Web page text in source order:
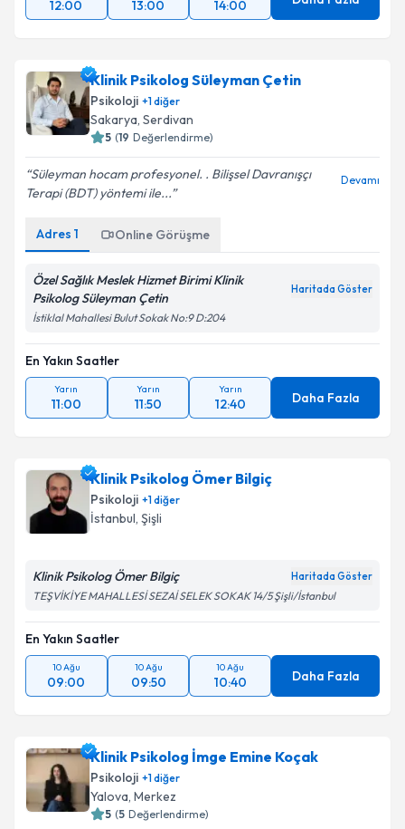
12:00 13:00 14:00
Klinik Psikolog Süleyman Çetin
Psikoloji +1diğer
Sakarya, Serdivan
5 (19 Değerlendirme)
Süleyman hocam profesyonel. . Bilişsel Davranışçı
Terapi (BDT) yöntemi ile...
Devamı
Adres 1 Online Görüşme
Özel Sağlık Meslek Hizmet Birimi Klinik
Psikolog Süleyman Çetin
Haritada Göster
İstiklal Mahallesi Bulut Sokak No:9 D:204
En Yakın Saatler
Yarın
11:00
Yarın
11:50
Yarın
12:40 Daha Fazla
Klinik Psikolog Ömer Bilgiç
Psikoloji +1diğer
İstanbul, Şişli
Klinik Psikolog Ömer Bilgiç Haritada Göster
TEŞVİKİYE MAHALLESİ SEZAİ SELEK SOKAK 14/5 Şişli/İstanbul
En Yakın Saatler
10 Ağu
09:00
10 Ağu
09:50
10 Ağu
10:40 Daha Fazla
Klinik Psikolog İmge Emine Koçak
Psikoloji +1diğer
Yalova, Merkez
5 (5 Değerlendirme)